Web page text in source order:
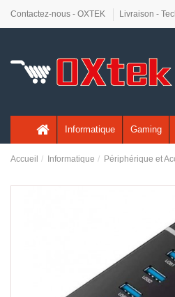
Contactez-nous - OXTEK Livraison -
Informatique Gaming
Accueil Informatique Périphérique et